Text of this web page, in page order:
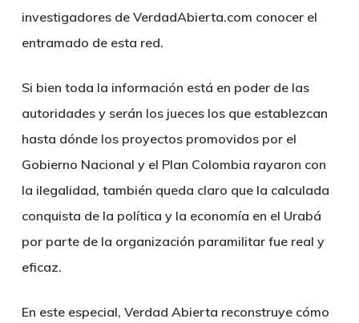
investigadores de VerdadAbierta.com conocer el
entramado de esta red.
Si bien toda la información está en poder de las
autoridades y serán los jueces los que establezcan
hasta dónde los proyectos promovidos por el
Gobierno Nacional y el Plan Colombia rayaron con
la ilegalidad, también queda claro que la calculada
conquista de la política y la economía en el Urabá
por parte de la organización paramilitar fue real y
eficaz.
En este especial, Verdad Abierta reconstruye cómo